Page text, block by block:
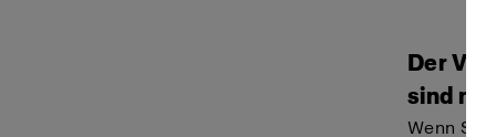
Der
sind
Wenn Sie